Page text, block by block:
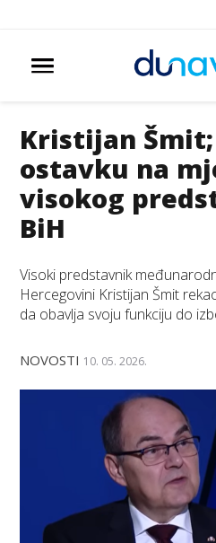
Kristijan
ostavku na
visokog
BiH
Visoki predstavnik
Hercegovini Kristijan Šmit
da obavlja svoju funkciju do
NOVOSTI 10. 05. 2026.